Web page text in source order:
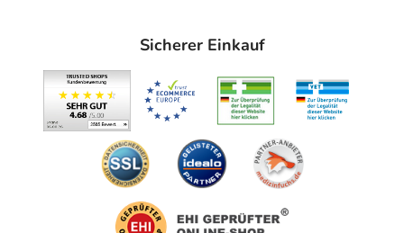
Sicherer Einkauf